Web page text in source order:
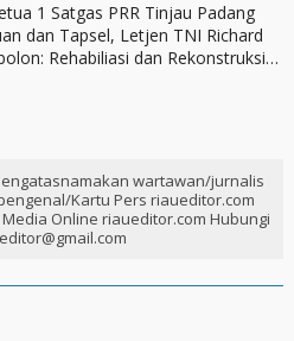
1 Satgas PRR Tinjau Padang
dan Tapsel, Letjen TNI Richard
Rehabiliasi dan Rekonstruksi
wartawan/jurnalis
Kartu Pers riaueditor.com
Online riaueditor.com Hubungi